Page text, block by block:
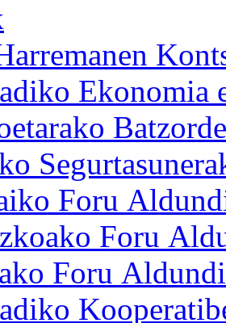
Ekonomia
Foru
Foru
Foru